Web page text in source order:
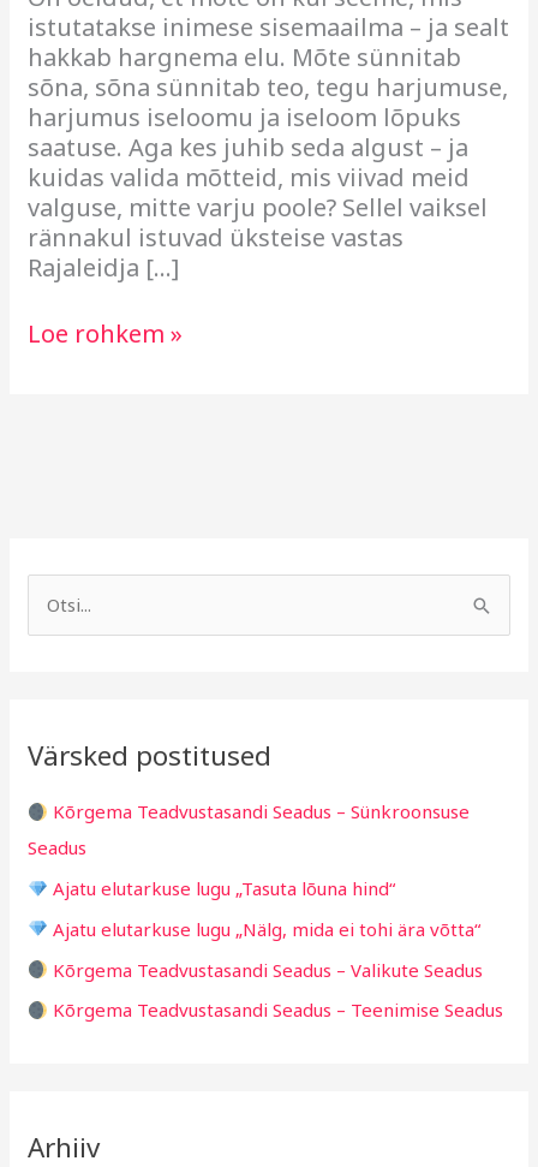
istutatakse inimese sisemaailma – ja sealt
hakkab hargnema elu. Mõte sünnitab
sõna, sõna sünnitab teo, tegu harjumuse,
harjumus iseloomu ja iseloom lõpuks
saatuse. Aga kes juhib seda algust – ja
kuidas valida mõtteid, mis viivad meid
valguse, mitte varju poole? Sellel vaiksel
rännakul istuvad üksteise vastas
Rajaleidja […]
Loe rohkem »
c
f
o
r
:
Värsked postitused
Kõrgema Teadvustasandi Seadus – Sünkroonsuse
Seadus
Ajatu elutarkuse lugu „Tasuta lõuna hind“
Ajatu elutarkuse lugu „Nälg, mida ei tohi ära võtta“
Kõrgema Teadvustasandi Seadus – Valikute Seadus
Kõrgema Teadvustasandi Seadus – Teenimise Seadus
Arhiiv
g
i
d